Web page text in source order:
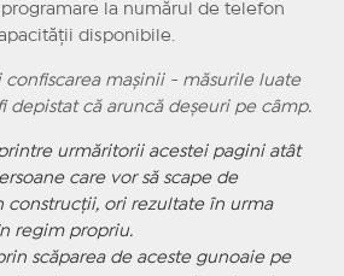
la numărul de telefon
disponibile.
confiscarea mașinii - măsurile luate
depistat că aruncă deșeuri pe câmp.
urmăritorii acestei pagini atât
care vor să scape de
construcții, ori rezultate în urma
regim propriu.
scăparea de aceste gunoaie pe